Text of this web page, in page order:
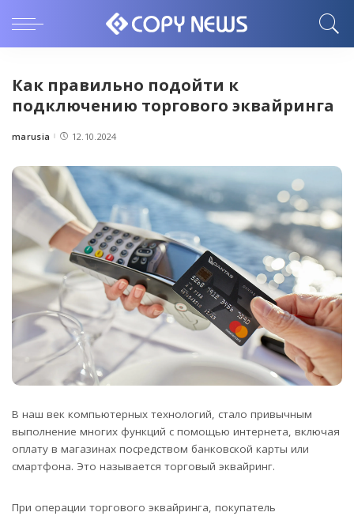
Как правильно подойти к
подключению торгового эквайринга
Posted
marusia 12.10.2024
В наш век компьютерных технологий, стало привычным
выполнение многих функций с помощью интернета, включая
оплату в магазинах посредством банковской карты или
смартфона. Это называется торговый эквайринг.
При операции торгового эквайринга, покупатель